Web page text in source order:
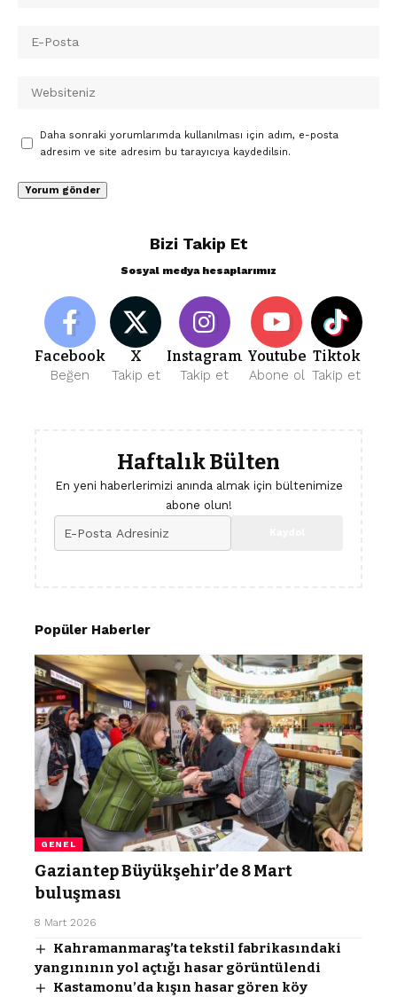
Daha sonraki yorumlarımda kullanılması için adım, e-posta
adresim ve site adresim bu tarayıcıya kaydedilsin.
Bizi Takip Et
Sosyal medya hesaplarımız
Facebook
Beğen
X
Takip et
Instagram
Takip et
Youtube
Abone ol
Tiktok
Takip et
Haftalık Bülten
En yeni haberlerimizi anında almak için bültenimize
abone olun!
Popüler Haberler
GENEL
Gaziantep Büyükşehir’de 8 Mart
buluşması
8 Mart 2026
Kahramanmaraş’ta tekstil fabrikasındaki
yangınının yol açtığı hasar görüntülendi
Kastamonu’da kışın hasar gören köy